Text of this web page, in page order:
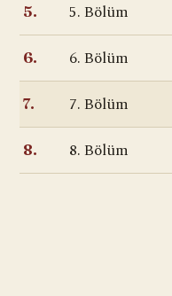
5. 5. Bölüm
6. 6. Bölüm
7. 7. Bölüm
8. 8. Bölüm